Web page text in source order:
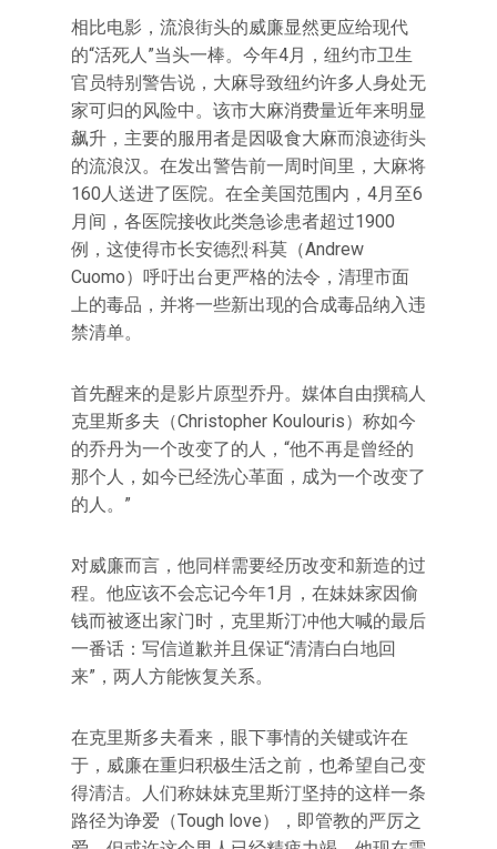
相比电影，流浪街头的威廉显然更应给现代
的“活死人”当头一棒。今年4月，纽约市卫生
官员特别警告说，大麻导致纽约许多人身处无
家可归的风险中。该市大麻消费量近年来明显
飙升，主要的服用者是因吸食大麻而浪迹街头
的流浪汉。在发出警告前一周时间里，大麻将
160人送进了医院。在全美国范围内，4月至6
月间，各医院接收此类急诊患者超过1900
例，这使得市长安德烈·科莫（Andrew
Cuomo）呼吁出台更严格的法令，清理市面
上的毒品，并将一些新出现的合成毒品纳入违
禁清单。
首先醒来的是影片原型乔丹。媒体自由撰稿人
克里斯多夫（Christopher Koulouris）称如今
的乔丹为一个改变了的人，“他不再是曾经的
那个人，如今已经洗心革面，成为一个改变了
的人。”
对威廉而言，他同样需要经历改变和新造的过
程。他应该不会忘记今年1月，在妹妹家因偷
钱而被逐出家门时，克里斯汀冲他大喊的最后
一番话：写信道歉并且保证“清清白白地回
来”，两人方能恢复关系。
在克里斯多夫看来，眼下事情的关键或许在
于，威廉在重归积极生活之前，也希望自己变
得清洁。人们称妹妹克里斯汀坚持的这样一条
路径为诤爱（Tough love），即管教的严厉之